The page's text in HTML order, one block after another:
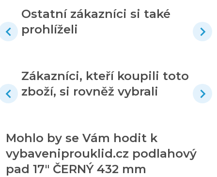
Ostatní zákazníci si také
prohlíželi
Zákazníci, kteří koupili toto
zboží, si rovněž vybrali
Mohlo by se Vám hodit k
vybaveniprouklid.cz podlahový
pad 17" ČERNÝ 432 mm